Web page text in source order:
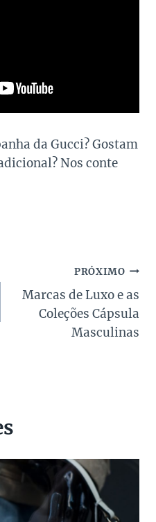
da Gucci? Gostam
Nos conte
PRÓXIMO
Marcas de Luxo e as
Coleções Cápsula
Masculinas